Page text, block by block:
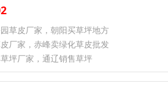
草皮厂家，朝阳买草坪地方
厂家，赤峰卖绿化草皮批发
坪厂家，通辽销售草坪